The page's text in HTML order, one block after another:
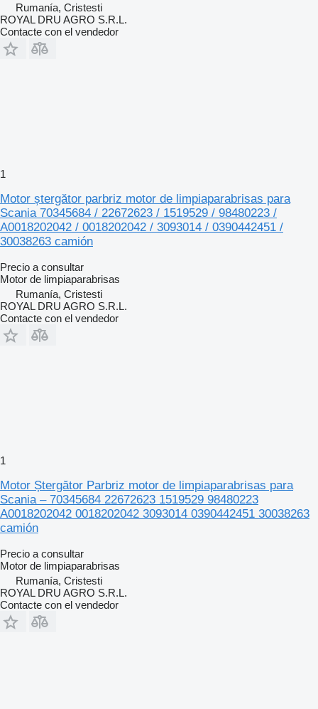
Rumanía, Cristesti
ROYAL DRU AGRO S.R.L.
Contacte con el vendedor
1
Motor ștergător parbriz motor de limpiaparabrisas para
Scania 70345684 / 22672623 / 1519529 / 98480223 /
A0018202042 / 0018202042 / 3093014 / 0390442451 /
30038263 camión
Precio a consultar
Motor de limpiaparabrisas
Rumanía, Cristesti
ROYAL DRU AGRO S.R.L.
Contacte con el vendedor
1
Motor Ștergător Parbriz motor de limpiaparabrisas para
Scania – 70345684 22672623 1519529 98480223
A0018202042 0018202042 3093014 0390442451 30038263
camión
Precio a consultar
Motor de limpiaparabrisas
Rumanía, Cristesti
ROYAL DRU AGRO S.R.L.
Contacte con el vendedor